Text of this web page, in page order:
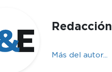
Redacción
Más del autor...